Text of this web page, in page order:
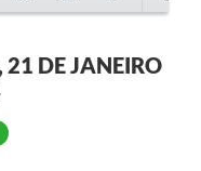
DE JANEIRO